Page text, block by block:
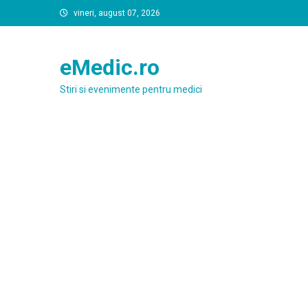
to
vineri, august 07, 2026
eMedic.ro
Stiri si evenimente pentru medici